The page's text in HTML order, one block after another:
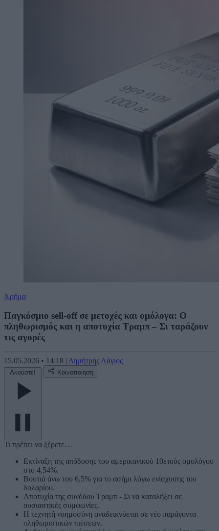
Χρήμα
Παγκόσμιο sell-off σε μετοχές και ομόλογα: Ο
πληθωρισμός και η αποτυχία Τραμπ – Σι ταράζουν
τις αγορές
15.05.2026 • 14:18 | Δημήτρης Λάγιος
Ακούστε! Κοινοποίηση
Τι πρέπει να ξέρετε…
Εκτίναξη της απόδοσης του αμερικανικού 10ετούς ομολόγου
στο 4,54%.
Βουτιά άνω του 6,5% για το ασήμι λόγω ενίσχυσης του
δολαρίου.
Αποτυχία της συνόδου Τραμπ - Σι να καταλήξει σε
ουσιαστικές συμφωνίες.
Η τεχνητή νοημοσύνη αναδεικνύεται σε νέο παράγοντα
πληθωριστικών πιέσεων.